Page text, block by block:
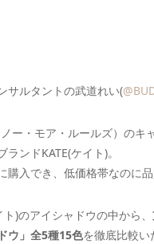
サルタントの武道れい(
ノー・モア・ルールズ）の
ンドKATE(ケイト)。
購入でき、低価格帯なのに
)のアイシャドウの中から、
ウ」全5種15色を徹底比較い